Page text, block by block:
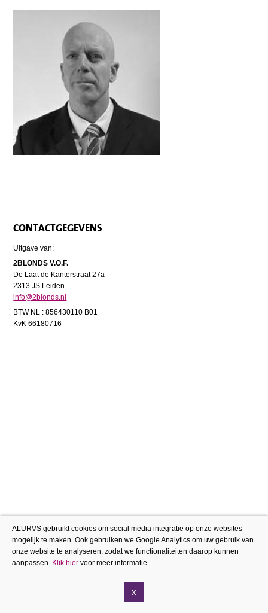
CONTACTGEGEVENS
Uitgave van:
2BLONDS V.O.F.
De Laat de Kanterstraat 27a
2313 JS Leiden
info@2blonds.nl
BTW NL : 856430110 B01
KvK 66180716
ALURVS gebruikt cookies om social media integratie op onze websites
mogelijk te maken. Ook gebruiken we Google Analytics om uw gebruik van
onze website te analyseren, zodat we functionaliteiten daarop kunnen
aanpassen. Klik hier voor meer informatie.
x